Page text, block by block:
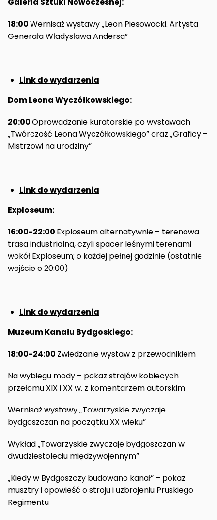
18:00Wernisaż wystawy „Leon Piesowocki. Artysta
Generała Władysława Andersa”
Link do wydarzenia
Dom Leona Wyczółkowskiego:
20:00Oprowadzanie kuratorskie po wystawach
„Twórczość Leona Wyczółkowskiego” oraz „Graficy –
Mistrzowi na urodziny”
Link do wydarzenia
Exploseum:
16:00-22:00 Exploseum alternatywnie – terenowa
trasa industrialna, czyli spacer leśnymi terenami
wokół Exploseum; o każdej pełnej godzinie (ostatnie
wejście o 20:00)
Link do wydarzenia
Muzeum Kanału Bydgoskiego:
18:00-24:00 Zwiedzanie wystaw z przewodnikiem
Na wybiegu mody – pokaz strojów kobiecych
przełomu XIX i XX w. z komentarzem autorskim
Wernisaż wystawy „Towarzyskie zwyczaje
bydgoszczan na początku XX wieku”
Wykład „Towarzyskie zwyczaje bydgoszczan w
dwudziestoleciu międzywojennym”
„Kiedy w Bydgoszczy budowano kanał” – pokaz
musztry i opowieść o stroju i uzbrojeniu Pruskiego
Regimentu